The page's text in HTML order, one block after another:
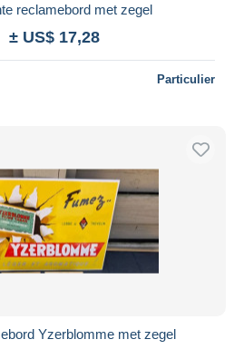
reclamebord met zegel
± US$ 17,28
Particulier
Yzerblomme met zegel